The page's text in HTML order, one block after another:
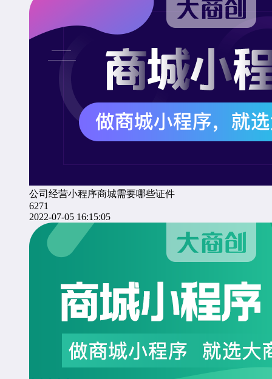
公司经营小程序商城需要哪些证件
6271
2022-07-05 16:15:05